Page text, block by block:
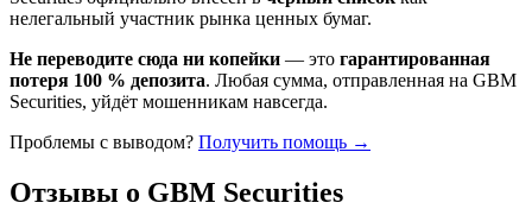
нелегальный участник рынка ценных бумаг.
Не переводите сюда ни копейки — это гарантированная
потеря 100 % депозита. Любая сумма, отправленная на GBM
Securities, уйдёт мошенникам навсегда.
Проблемы с выводом? Получить помощь →
Отзывы о GBM Securities